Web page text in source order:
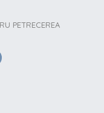
PETRECEREA